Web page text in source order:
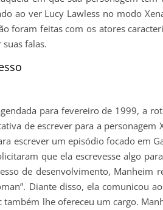
ao ver Lucy Lawless no modo
foram feitas com os atores
falas.
para fevereiro de 1999, a
de escrever para a personagem
escrever um episódio focado em
que ela escrevesse algo
de desenvolvimento, Manheim
Diante disso, ela comunicou
lhe ofereceu um cargo.